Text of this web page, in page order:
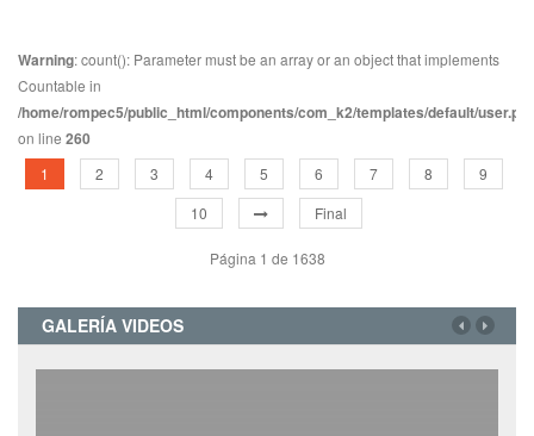
Warning: count(): Parameter must be an array or an object that implements
Countable in
/home/rompec5/public_html/components/com_k2/templates/default/
on line 260
1 2 3 4 5 6 7 8
9
10
Final
Página 1 de 1638
GALERÍA VIDEOS